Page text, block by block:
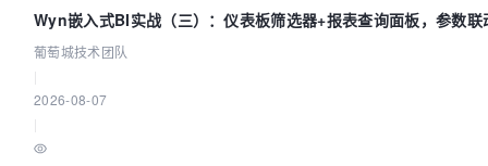
Wyn嵌入式BI实战（三）：仪表板筛选器+报表查询面板，参数联
葡萄城技术团队
2026-08-07